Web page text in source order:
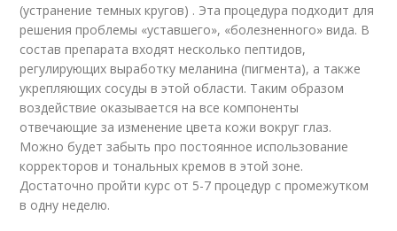
(устранение темных кругов) . Эта процедура подходит для
решения проблемы «уставшего», «болезненного» вида. В
состав препарата входят несколько пептидов,
регулирующих выработку меланина (пигмента), а также
укрепляющих сосуды в этой области. Таким образом
воздействие оказывается на все компоненты
отвечающие за изменение цвета кожи вокруг глаз.
Можно будет забыть про постоянное использование
корректоров и тональных кремов в этой зоне.
Достаточно пройти курс от 5-7 процедур с промежутком
в одну неделю.